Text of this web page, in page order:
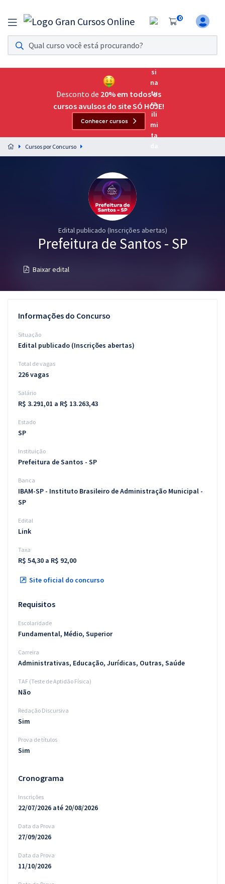
0
Assinatura Ilimitada 11
Acesso a todos os cursos. Teste grátis por 7 dias!
Assinatura OAB Até Passar
Acesso ilimitado a toda preparação para o Exame da
Preparação completa e intensiva para as principais
residências em saúde do Brasil
Conteúdo gratuito
Aprovados
Desconto de 20% em todos os
cursos avulsos do site SÓ HOJE!
Conhecer cursos
Cursos por Concurso
Edital publicado (Inscrições abertas)
Prefeitura de Santos - SP
Baixar edital
Informações do Concurso
Situação
Edital publicado (Inscrições abertas)
Total de vagas
226 vagas
Salário
R$ 3.291,01 a R$ 13.263,43
Estado
SP
Instituição
Prefeitura de Santos - SP
Banca
IBAM-SP - Instituto Brasileiro de Administração Municipal -
SP
Edital
Link
Taxa
R$ 54,30 a R$ 92,00
Site oficial do concurso
Requisitos
Escolaridade
Fundamental, Médio, Superior
Carreira
Administrativas, Educação, Jurídicas, Outras, Saúde
TAF (Teste de Aptidão Física)
Não
Redação Discursiva
Sim
Prova de títulos
Sim
Cronograma
Inscrições
22/07/2026 até 20/08/2026
Data da Prova
27/09/2026
Data da Prova
11/10/2026